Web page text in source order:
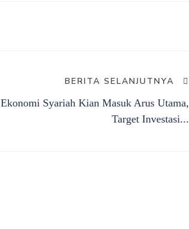
BERITA SELANJUTNYA
Ekonomi Syariah Kian Masuk Arus Utama,
Target Investasi...